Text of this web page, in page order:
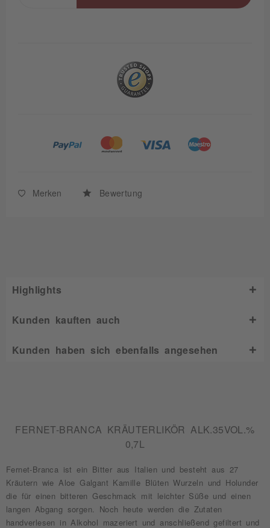
Merken Bewertung
Highlights
Kunden kauften auch
Kunden haben sich ebenfalls angesehen
FERNET-BRANCA KRÄUTERLIKÖR ALK.35VOL.%
0,7L
Fernet-Branca ist ein Bitter aus Italien und besteht aus 27
Kräutern wie Aloe Galgant Kamille Blüten Wurzeln und Holunder
die für einen bitteren Geschmack mit leichter Süße und einen
langen Abgang sorgen. Noch heute werden die Zutaten
handverlesen in Alkohol mazeriert und anschließend gefiltert und